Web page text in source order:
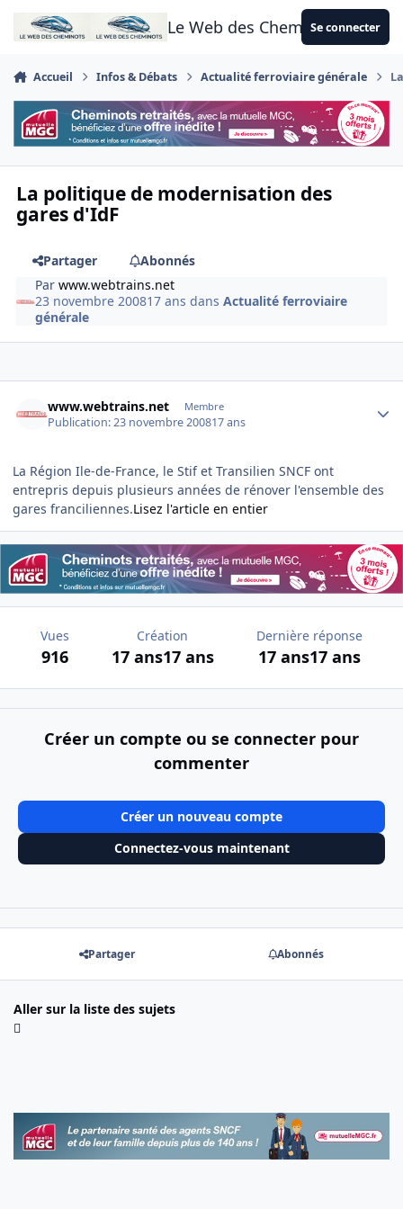
Aller au contenu
Le Web des CheminotsSe connecter
Accueil Infos & Débats Actualité ferroviaire générale
La politique de modernisation des
gares d'IdF
Partager
Abonnés
Parwww.webtrains.net
23 novembre 200817 ans dansActualité ferroviaire
générale
www.webtrains.net Membre
Publication:23 novembre 200817 ans
La Région Ile-de-France, le Stif et Transilien SNCF ont
entrepris depuis plusieurs années de rénover l'ensemble des
gares franciliennes.Lisez l'article en entier
Vues
916
Création
17 ans17 ans
Dernière réponse
17 ans17 ans
Créer un compte ou se connecter pour
commenter
Créer un nouveau compte
Connectez-vous maintenant
Partager Abonnés
Aller sur la liste des sujets